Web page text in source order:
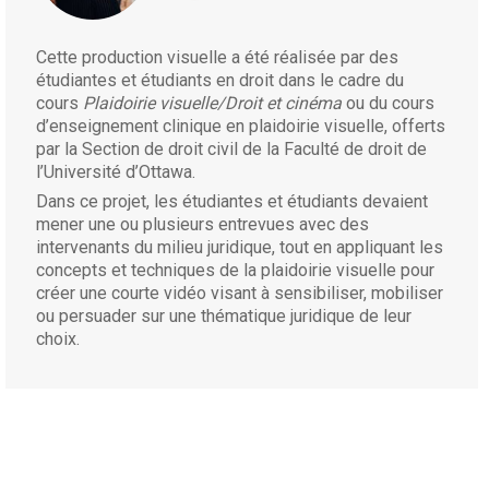
qu’il pourrait faire est d’exercer une plus grande pression
toute petite somme. Ils pourraient mieux faire appliquer la loi
canadienne sur la santé en renforçant les sanctions en cas de
non-respect de la loi
La loi laisse aux provinces une certaine marge de manœuvre
pour mettre en place des barrières. Mais le fait que la santé
soit une responsabilité provinciale permet de mettre en place
ce genre de barrières régionales et il devient plus difficile de
les démanteler parce qu’il faut se battre dans chaque
province séparément et qu’il n’est pas possible d’avoir une
cause nationale qui garantirait l’égalité d’accès. La loi
canadienne sur la santé peut donc être utilisée comme un
bâton par le gouvernement fédéral pour récupérer l’argent du
Cette production visuelle a été réalisée par des
étudiantes et étudiants en droit dans le cadre du
cours Plaidoirie visuelle/Droit et cinéma ou du cours
d’enseignement clinique en plaidoirie visuelle, offerts
par la Section de droit civil de la Faculté de droit de
l’Université d’Ottawa.
Dans ce projet, les étudiantes et étudiants devaient
mener une ou plusieurs entrevues avec des
intervenants du milieu juridique, tout en appliquant les
concepts et techniques de la plaidoirie visuelle pour
créer une courte vidéo visant à sensibiliser, mobiliser
ou persuader sur une thématique juridique de leur
choix.